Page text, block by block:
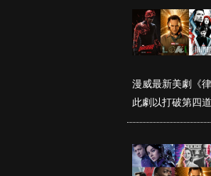
漫威最新美劇《
此劇以打破第四